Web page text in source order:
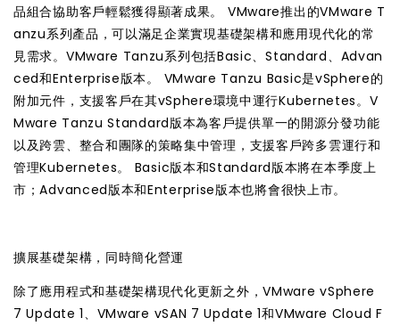
品組合協助客戶輕鬆獲得顯著成果。 VMware推出的VMware T
anzu系列產品，可以滿足企業實現基礎架構和應用現代化的常
見需求。VMware Tanzu系列包括Basic、Standard、Advan
ced和Enterprise版本。 VMware Tanzu Basic是vSphere的
附加元件，支援客戶在其vSphere環境中運行Kubernetes。V
Mware Tanzu Standard版本為客戶提供單一的開源分發功能
以及跨雲、整合和團隊的策略集中管理，支援客戶跨多雲運行和
管理Kubernetes。 Basic版本和Standard版本將在本季度上
市；Advanced版本和Enterprise版本也將會很快上市。
擴展基礎架構，同時簡化營運
除了應用程式和基礎架構現代化更新之外，VMware vSphere
7 Update 1、VMware vSAN 7 Update 1和VMware Cloud F